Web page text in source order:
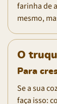
farinha de
mesmo,
O
Para
Se a sua
faça isso: